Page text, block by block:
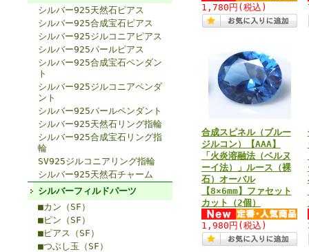
シルバー925天然石ピアス
シルバー925合成宝石ピアス
シルバー925ジルコニアピアス
シルバー925パールピアス
シルバー925合成宝石ペンダン
ト
シルバー925ジルコニアペンダ
ント
シルバー925パールペンダント
シルバー925天然石リング指輪
シルバー925合成宝石リング指
輪
SV925ジルコニアリング指輪
シルバー925天然石チャーム
シルバーフィルドパーツ
■カン（SF）
■ピン（SF）
■ピアス（SF）
■つぶし玉（SF）
1,780円 (税込)
合成スピネル（ブルー
ジルコン）【AAA】
「火炎溶融法（ベルヌ
ーイ法）」ルース（裸
石）オーバル
【8×6mm】ファセット
カット（2個）
1,980円 (税込)